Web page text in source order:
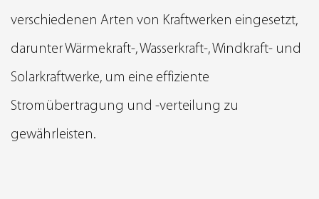
verschiedenen Arten von Kraftwerken eingesetzt,
darunter Wärmekraft-, Wasserkraft-, Windkraft- und
Solarkraftwerke, um eine effiziente
Stromübertragung und -verteilung zu
gewährleisten.